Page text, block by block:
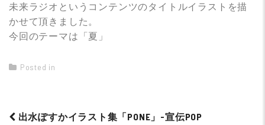
未来ラジオというコンテンツのタイトルイラストを描
かせて頂きました。
今回のテーマは「夏」
Posted in
出水ぽすかイラスト集「PONE」-宣伝POP